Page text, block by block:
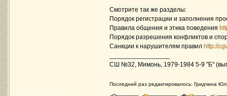
Смотрите так же разделы:
Порядок регистрации и заполнения
Правила общения и этика поведения
Порядок разрешения конфликтов и
Санкции к нарушителям правил http://
СШ №32, Мимонь, 1979-1984 5-9 "Б"
Последний раз редактировалось: Гридчина